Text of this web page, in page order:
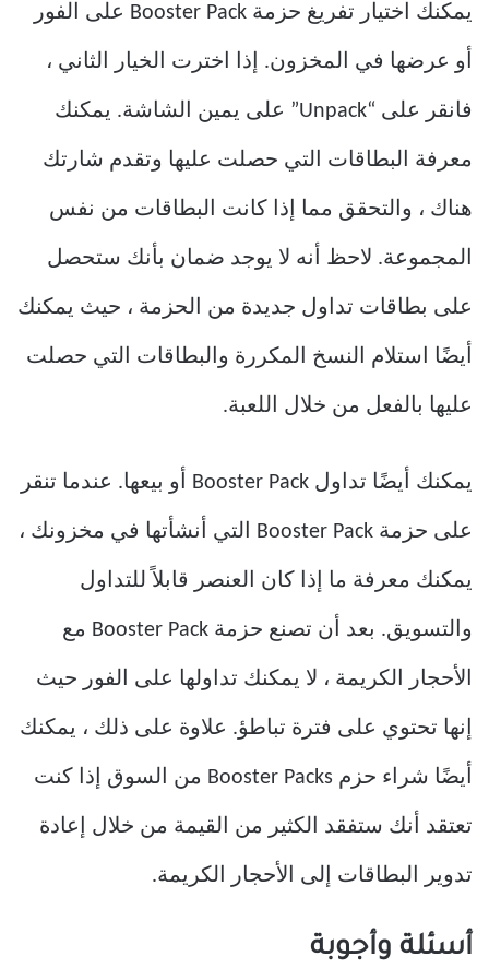
يمكنك اختيار تفريغ حزمة Booster Pack على الفور
أو عرضها في المخزون. إذا اخترت الخيار الثاني ،
فانقر على “Unpack” على يمين الشاشة. يمكنك
معرفة البطاقات التي حصلت عليها وتقدم شارتك
هناك ، والتحقق مما إذا كانت البطاقات من نفس
المجموعة. لاحظ أنه لا يوجد ضمان بأنك ستحصل
على بطاقات تداول جديدة من الحزمة ، حيث يمكنك
أيضًا استلام النسخ المكررة والبطاقات التي حصلت
عليها بالفعل من خلال اللعبة.
يمكنك أيضًا تداول Booster Pack أو بيعها. عندما تنقر
على حزمة Booster Pack التي أنشأتها في مخزونك ،
يمكنك معرفة ما إذا كان العنصر قابلاً للتداول
والتسويق. بعد أن تصنع حزمة Booster Pack مع
الأحجار الكريمة ، لا يمكنك تداولها على الفور حيث
إنها تحتوي على فترة تباطؤ. علاوة على ذلك ، يمكنك
أيضًا شراء حزم Booster Packs من السوق إذا كنت
تعتقد أنك ستفقد الكثير من القيمة من خلال إعادة
تدوير البطاقات إلى الأحجار الكريمة.
أسئلة وأجوبة